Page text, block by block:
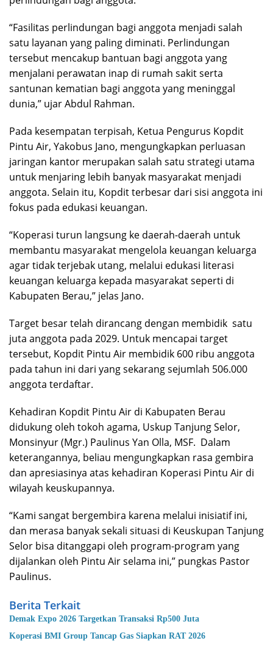
“Fasilitas perlindungan bagi anggota menjadi salah
satu layanan yang paling diminati. Perlindungan
tersebut mencakup bantuan bagi anggota yang
menjalani perawatan inap di rumah sakit serta
santunan kematian bagi anggota yang meninggal
dunia,” ujar Abdul Rahman.
Pada kesempatan terpisah, Ketua Pengurus Kopdit
Pintu Air, Yakobus Jano, mengungkapkan perluasan
jaringan kantor merupakan salah satu strategi utama
untuk menjaring lebih banyak masyarakat menjadi
anggota. Selain itu, Kopdit terbesar dari sisi anggota ini
fokus pada edukasi keuangan.
“Koperasi turun langsung ke daerah-daerah untuk
membantu masyarakat mengelola keuangan keluarga
agar tidak terjebak utang, melalui edukasi literasi
keuangan keluarga kepada masyarakat seperti di
Kabupaten Berau,” jelas Jano.
Target besar telah dirancang dengan membidik satu
juta anggota pada 2029. Untuk mencapai target
tersebut, Kopdit Pintu Air membidik 600 ribu anggota
pada tahun ini dari yang sekarang sejumlah 506.000
anggota terdaftar.
Kehadiran Kopdit Pintu Air di Kabupaten Berau
didukung oleh tokoh agama, Uskup Tanjung Selor,
Monsinyur (Mgr.) Paulinus Yan Olla, MSF. Dalam
keterangannya, beliau mengungkapkan rasa gembira
dan apresiasinya atas kehadiran Koperasi Pintu Air di
wilayah keuskupannya.
“Kami sangat bergembira karena melalui inisiatif ini,
dan merasa banyak sekali situasi di Keuskupan Tanjung
Selor bisa ditanggapi oleh program-program yang
dijalankan oleh Pintu Air selama ini,” pungkas Pastor
Paulinus.
Berita Terkait
Demak Expo 2026 Targetkan Transaksi Rp500 Juta
Koperasi BMI Group Tancap Gas Siapkan RAT 2026